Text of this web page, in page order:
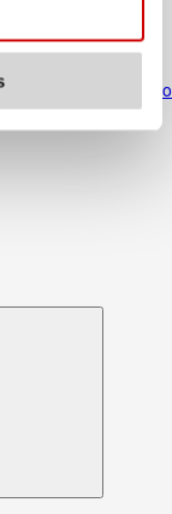
BLOOM Jumbo